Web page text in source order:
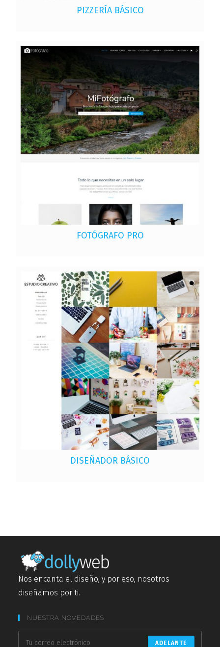
PIZZERÍA BÁSICO
FOTÓGRAFO PRO
DISEÑADOR BÁSICO
Nos encanta el diseño, y por eso, nosotros
diseñamos por ti.
NUESTRA NOVEDADES
ADELANTE